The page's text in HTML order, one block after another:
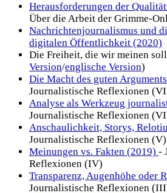
Herausforderungen der
Über die Arbeit der Grimme-
Nachrichtenjournalismus und
digitalen Öffentlichkeit (2020)
Die Freiheit, die wir meinen
Version/englische Version)
Die Macht des guten
Journalistische Reflexionen
Analyse als Werkzeug
Journalistische Reflexionen
Anschaulichkeit, Storys,
Journalistische Reflexionen (V)
Meinungen vs. Fakten (2019) -
Reflexionen (IV)
Transparenz, Augenhöhe oder
Journalistische Reflexionen